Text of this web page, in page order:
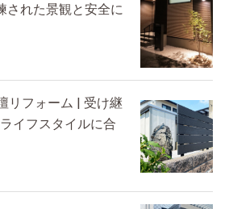
れた景観と安全に
フォーム | 受け継
イフスタイルに合